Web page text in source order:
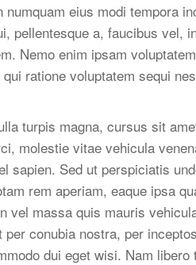
eius modi tempora
pellentesque a, faucibus vel,
Nemo enim ipsam
ratione voluptatem sequi
turpis magna, cursus sit
molestie vitae vehicula
sapien. Sed ut perspiciatis
rem aperiam, eaque ipsa
vel massa quis mauris
conubia nostra, per
dui eget wisi. Nam